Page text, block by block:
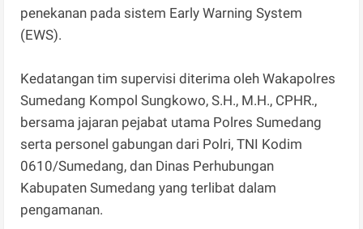
penekanan pada sistem Early Warning System
(EWS).
Kedatangan tim supervisi diterima oleh Wakapolres
Sumedang Kompol Sungkowo, S.H., M.H., CPHR.,
bersama jajaran pejabat utama Polres Sumedang
serta personel gabungan dari Polri, TNI Kodim
0610/Sumedang, dan Dinas Perhubungan
Kabupaten Sumedang yang terlibat dalam
pengamanan.